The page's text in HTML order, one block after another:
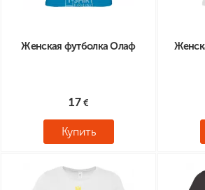
Женская футболка Олаф
17
Купить